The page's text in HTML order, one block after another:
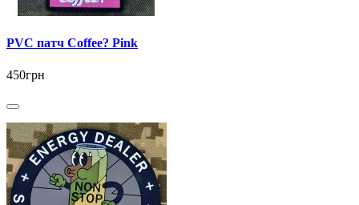
PVC патч Coffee? Pink
450грн